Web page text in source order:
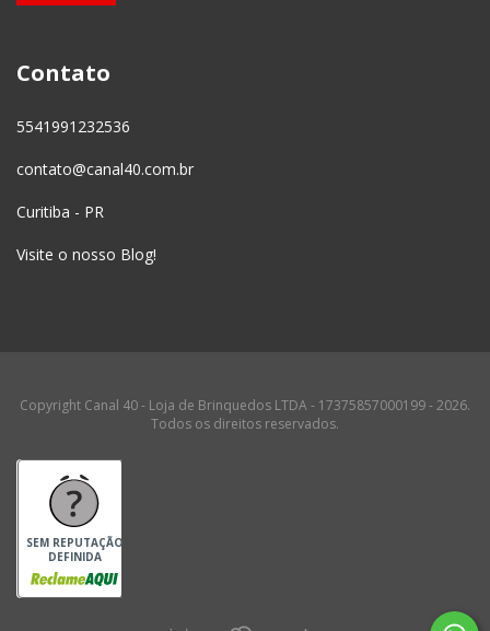
Contato
5541991232536
contato@canal40.com.br
Curitiba - PR
Visite o nosso Blog!
Copyright Canal 40 - Loja de Brinquedos LTDA - 17375857000199 - 2026.
Todos os direitos reservados.
SEM REPUTAÇÃO
DEFINIDA